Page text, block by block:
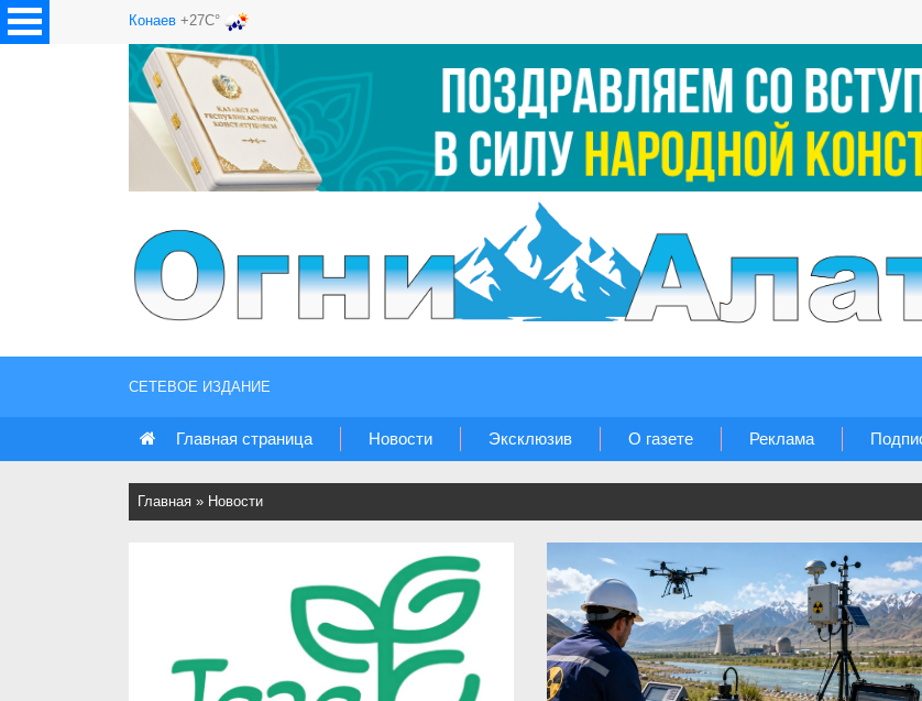
Конаев +27C°
СЕТЕВОЕ ИЗДАНИЕ
Главная страница Новости Эксклюзив О газете Реклама
Главная » Новости